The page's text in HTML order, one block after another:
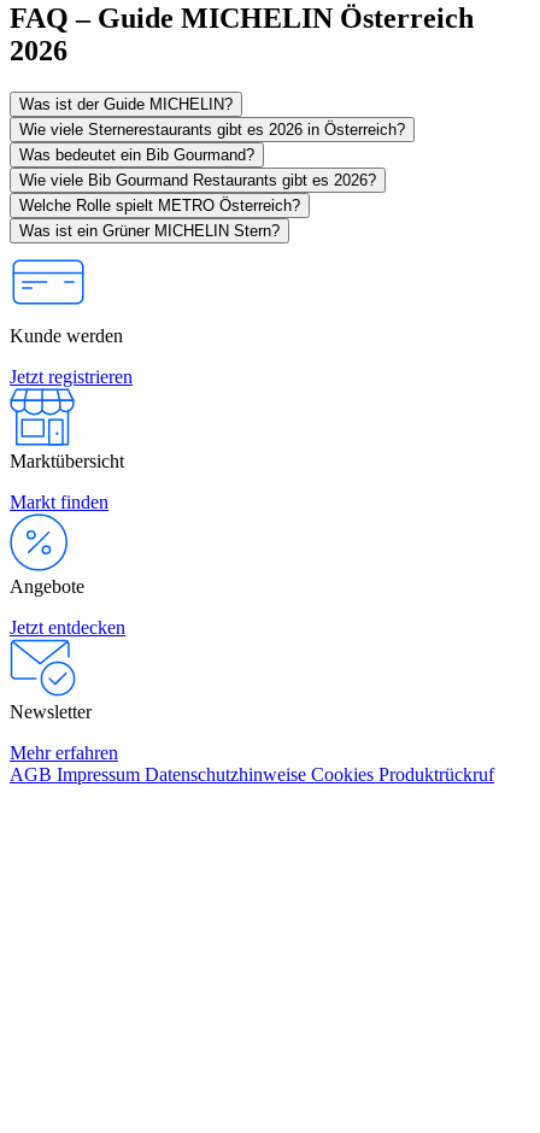
FAQ – Guide MICHELIN Österreich
2026
Was ist der Guide MICHELIN?
Wie viele Sternerestaurants gibt es 2026 in Österreich?
Was bedeutet ein Bib Gourmand?
Wie viele Bib Gourmand Restaurants gibt es 2026?
Welche Rolle spielt METRO Österreich?
Was ist ein Grüner MICHELIN Stern?
Kunde werden
Jetzt registrieren
Marktübersicht
Markt finden
Angebote
Jetzt entdecken
Newsletter
Mehr erfahren
AGB Impressum Datenschutzhinweise Cookies Produktrückruf